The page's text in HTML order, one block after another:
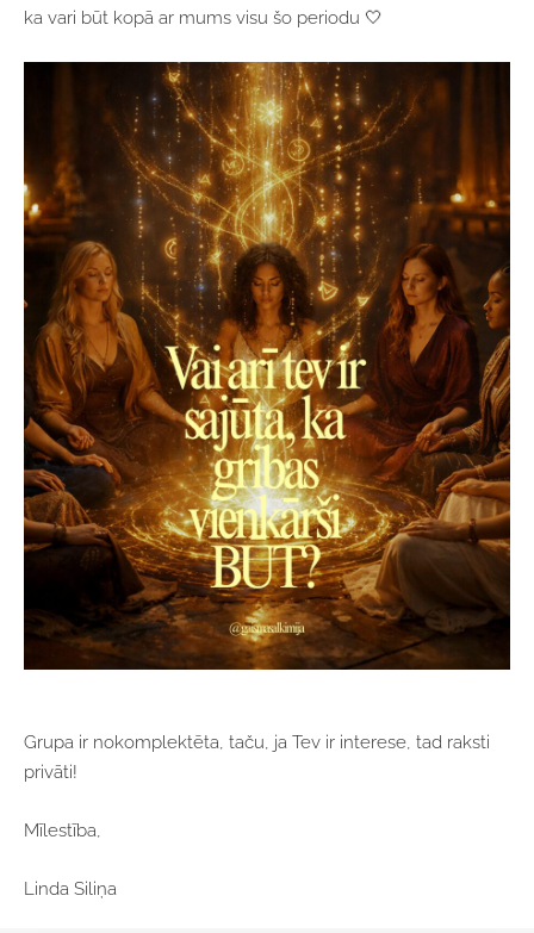
ka vari būt kopā ar mums visu šo periodu 🤍
Grupa ir nokomplektēta, taču, ja Tev ir interese, tad raksti
privāti!
Mīlestība,
Linda Siliņa